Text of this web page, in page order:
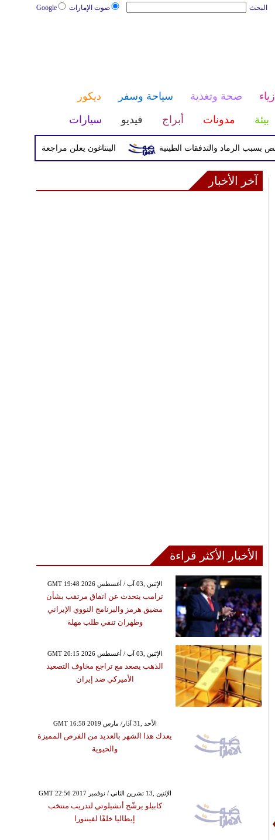
صوت الإمارات Google البحث
أزياء صحة وتغذية سياحة وسفر
ديكور
بيئة مدونات أبراج فيديو سيارات
البنتاغون يعلن مراجعة التواجد العسكري
آخر الأخبار
الأخبار الأكثر قراءة
GMT 19:48 2026 الإثنين ,03 آب / أغسطس
ترامب يتحدث عن اتفاق مرتقب بشأن
مضيق هرمز والبرنامج النووي الإيراني
وطهران تنفي طلب مهلة
GMT 20:15 2026 الإثنين ,03 آب / أغسطس
الذهب يصعد مع تراجع مخاوف التصعيد
الأميركي ضد إيران
GMT 16:58 2019 الأحد ,31 آذار/ مارس
يعدك هذا الشهر بالعديد من الفرص المميزة
والحيوية
GMT 22:56 2017 الإثنين ,13 تشرين الثاني / نوفمبر
كابيلو يرشّح أنشيلوتي لتدريب منتخب
إيطاليا خلفًا لفينتورا